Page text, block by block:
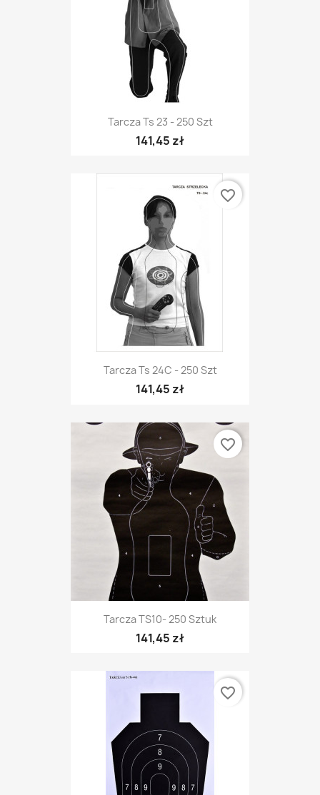
Tarcza Ts 23 - 250 Szt
141,45 zł
Tarcza Ts 24C - 250 Szt
141,45 zł
favorite_border
Tarcza TS10- 250 Sztuk
141,45 zł
favorite_border
favorite_border